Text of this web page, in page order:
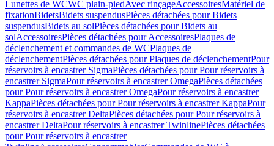
Lunettes de WCWC plain-piedAvec rinçageAccessoiresMatériel de
fixationBidetsBidets suspendusPièces détachées pour Bidets
suspendusBidets au solPièces détachées pour Bidets au
solAccessoiresPièces détachées pour AccessoiresPlaques de
déclenchement et commandes de WCPlaques de
déclenchementPièces détachées pour Plaques de déclenchementPour
réservoirs à encastrer SigmaPièces détachées pour Pour réservoirs à
encastrer SigmaPour réservoirs à encastrer OmegaPièces détachées
pour Pour réservoirs à encastrer OmegaPour réservoirs à encastrer
KappaPièces détachées pour Pour réservoirs à encastrer KappaPour
réservoirs à encastrer DeltaPièces détachées pour Pour réservoirs à
encastrer DeltaPour réservoirs à encastrer TwinlinePièces détachées
pour Pour réservoirs à encastrer